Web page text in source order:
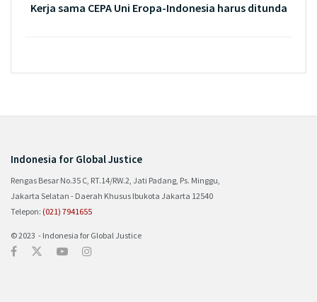
Kerja sama CEPA Uni Eropa-Indonesia harus ditunda
Indonesia for Global Justice
Rengas Besar No.35 C, RT.14/RW.2, Jati Padang, Ps. Minggu,
Jakarta Selatan - Daerah Khusus Ibukota Jakarta 12540
Telepon: (021) 7941655
© 2023 - Indonesia for Global Justice